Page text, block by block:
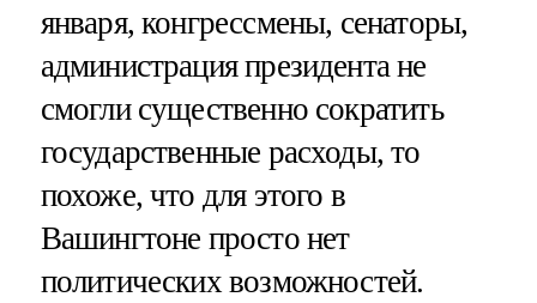
января, конгрессмены, сенаторы,
администрация президента не
смогли существенно сократить
государственные расходы, то
похоже, что для этого в
Вашингтоне просто нет
политических возможностей.